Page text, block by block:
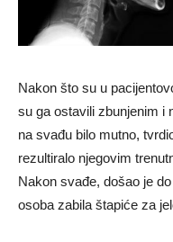
Nakon što su u
su ga ostavili zbunjenim i
na svađu bilo mutno,
rezultiralo njegovim
Nakon svađe, došao je
osoba zabila štapiće za